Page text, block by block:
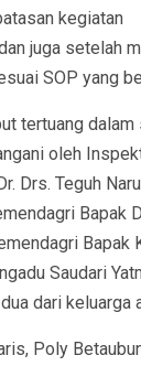
kegiatan
juga setelah
SOP yang
tertuang dalam
oleh
Drs. Teguh
Bapak
Bapak
Saudari
dari keluarga
Poly